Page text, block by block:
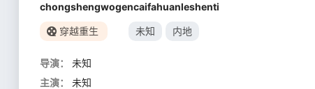
chongshengwogencaifahuanleshenti
穿越重生 未知 内地
导演：
未知
主演：
未知